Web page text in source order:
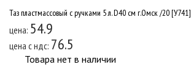
Таз пластмассовый с ручками 5 л. D40 см г.Омск /20 [У741]
цена: 54.9
цена c ндс: 76.5
Товара нет в наличии